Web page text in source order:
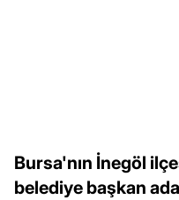
Bursa'nın İnegöl
belediye başkan